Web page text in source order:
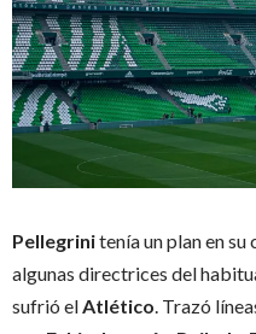
Pellegrinitenía un plan en
algunas directrices del
sufrió el Atlético . Trazó